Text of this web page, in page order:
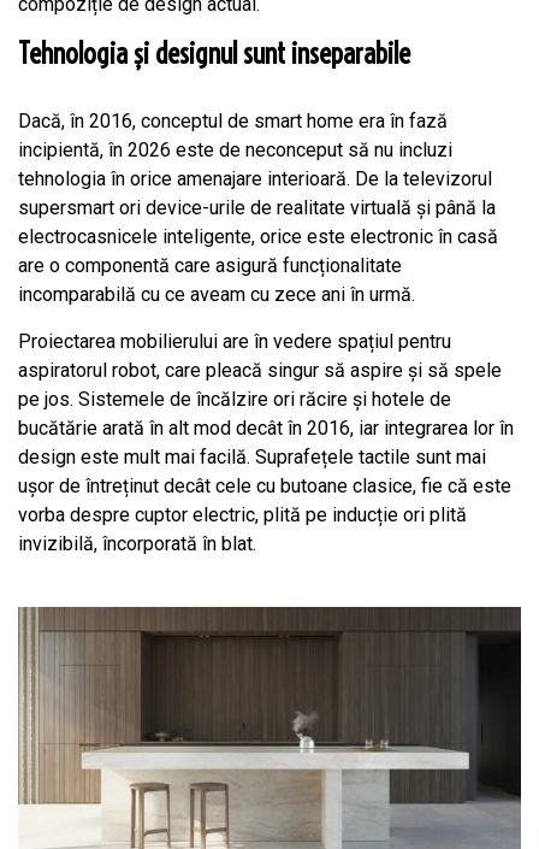
Tehnologia și designul sunt inseparabile
Dacă, în 2016, conceptul de smart home era în fază
incipientă, în 2026 este de neconceput să nu incluzi
tehnologia în orice amenajare interioară. De la televizorul
supersmart ori device-urile de realitate virtuală și până la
electrocasnicele inteligente, orice este electronic în casă
are o componentă care asigură funcționalitate
incomparabilă cu ce aveam cu zece ani în urmă.
Proiectarea mobilierului are în vedere spațiul pentru
aspiratorul robot, care pleacă singur să aspire și să spele
pe jos. Sistemele de încălzire ori răcire și hotele de
bucătărie arată în alt mod decât în 2016, iar integrarea lor în
design este mult mai facilă. Suprafețele tactile sunt mai
ușor de întreținut decât cele cu butoane clasice, fie că este
vorba despre cuptor electric, plită pe inducție ori plită
invizibilă, încorporată în blat.